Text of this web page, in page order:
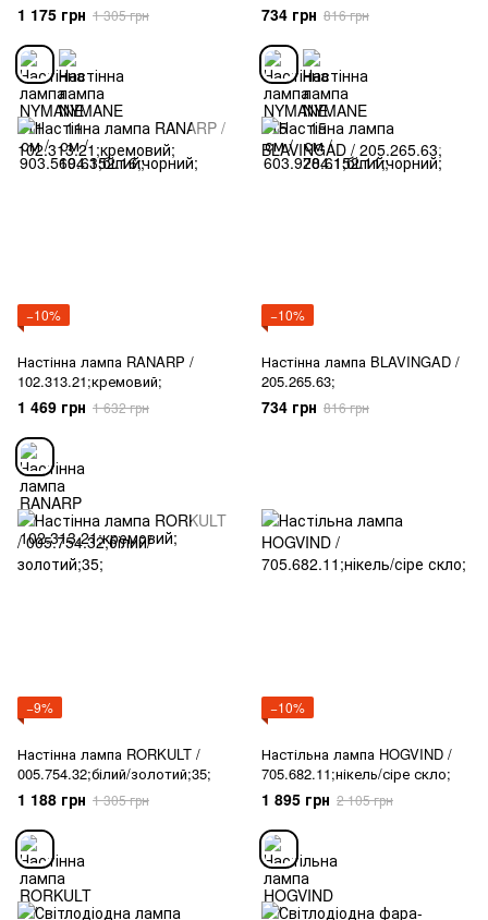
1 175 грн 1 305 грн 734 грн 816 грн
−10%
Настінна лампа RANARP /
102.313.21;кремовий;
1 469 грн 1 632 грн
−10%
Настінна лампа BLAVINGAD /
205.265.63;
734 грн 816 грн
−9%
Настінна лампа RORKULT /
005.754.32;білий/золотий;35;
1 188 грн 1 305 грн
−10%
Настільна лампа HOGVIND /
705.682.11;нікель/сіре скло;
1 895 грн 2 105 грн